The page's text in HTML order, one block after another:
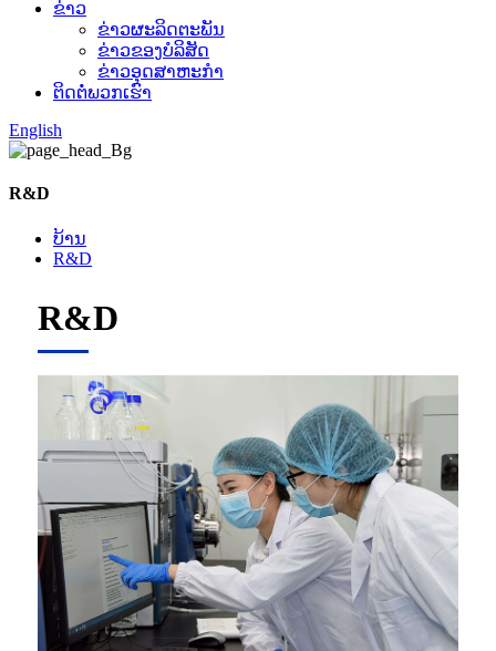
ຂ່າວ
ຂ່າວຜະລິດຕະພັນ
ຂ່າວຂອງບໍລິສັດ
ຂ່າວອຸດສາຫະກໍາ
ຕິດຕໍ່ພວກເຮົາ
English
R&D
ບ້ານ
R&D
R&D